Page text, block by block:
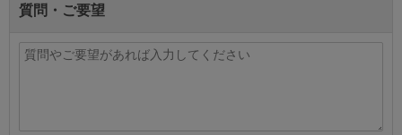
質問・ご要望